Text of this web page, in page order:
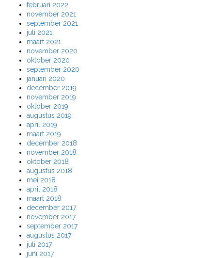
februari 2022
november 2021
september 2021
juli 2021
maart 2021
november 2020
oktober 2020
september 2020
januari 2020
december 2019
november 2019
oktober 2019
augustus 2019
april 2019
maart 2019
december 2018
november 2018
oktober 2018
augustus 2018
mei 2018
april 2018
maart 2018
december 2017
november 2017
september 2017
augustus 2017
juli 2017
juni 2017